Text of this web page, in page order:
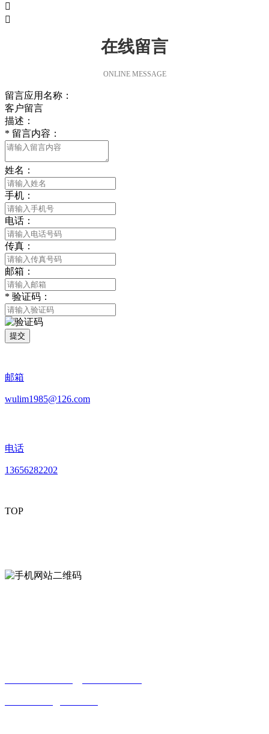


在线留言
ONLINE MESSAGE
留言应用名称：
客户留言
描述：
* 留言内容：
姓名：
手机：
电话：
传真：
邮箱：
* 验证码：
提交
邮箱
wulim1985@126.com
电话
13656282202
TOP